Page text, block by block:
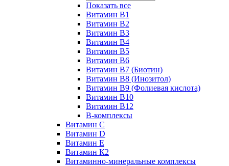
Показать все
Витамин B1
Витамин B2
Витамин B3
Витамин B4
Витамин B5
Витамин B6
Витамин B7 (Биотин)
Витамин B8 (Инозитол)
Витамин B9 (Фолиевая кислота)
Витамин B10
Витамин B12
B-комплексы
Витамин C
Витамин D
Витамин E
Витамин К2
Витаминно-минеральные комплексы